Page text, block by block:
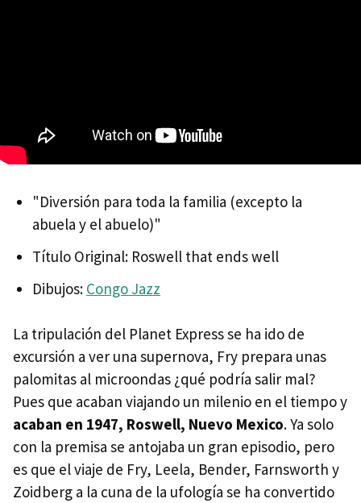
"Diversión para toda la familia (excepto la
abuela y el abuelo)"
Título Original: Roswell that ends well
Dibujos: Congo Jazz
La tripulación del Planet Express se ha ido de
excursión a ver una supernova, Fry prepara unas
palomitas al microondas ¿qué podría salir mal?
Pues que acaban viajando un milenio en el tiempo y
acaban en 1947, Roswell, Nuevo Mexico. Ya solo
con la premisa se antojaba un gran episodio, pero
es que el viaje de Fry, Leela, Bender, Farnsworth y
Zoidberg a la cuna de la ufología se ha convertido